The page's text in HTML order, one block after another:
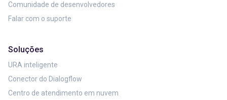
Soluções
URA inteligente
Conector do Dialogflow
Centro de atendimento em nuvem
Comunidade de desenvolvedores
Falar com o suporte